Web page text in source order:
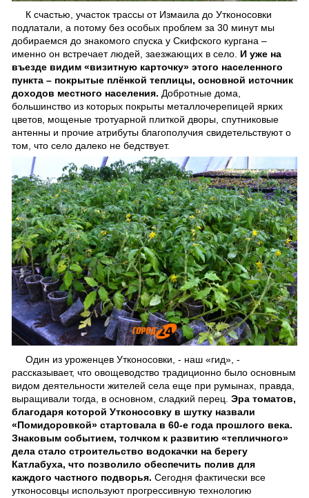
К счастью, участок трассы от Измаила до Утконосовки
подлатали, а потому без особых проблем за 30 минут мы
добираемся до знакомого спуска у Скифского кургана –
именно он встречает людей, заезжающих в село. И уже на
въезде видим «визитную карточку» этого населенного
пункта – покрытые плёнкой теплицы, основной источник
доходов местного населения. Добротные дома,
большинство из которых покрыты металлочерепицей ярких
цветов, мощеные тротуарной плиткой дворы, спутниковые
антенны и прочие атрибуты благополучия свидетельствуют о
том, что село далеко не бедствует.
Один из уроженцев Утконосовки, - наш «гид», -
рассказывает, что овощеводство традиционно было основным
видом деятельности жителей села еще при румынах, правда,
выращивали тогда, в основном, сладкий перец. Эра томатов,
благодаря которой Утконосовку в шутку назвали
«Помидоровкой» стартовала в 60-е года прошлого века.
Знаковым событием, толчком к развитию «тепличного»
дела стало строительство водокачки на берегу
Катлабуха, что позволило обеспечить полив для
каждого частного подворья. Сегодня фактически все
утконосовцы используют прогрессивную технологию